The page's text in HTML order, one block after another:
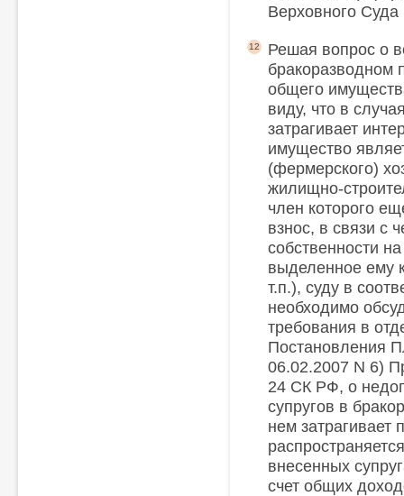
Верховного
Решая вопрос о
бракоразводном
общего
виду, что в
затрагивает
имущество
(фермерского)
жилищно-
член которого
взнос, в связи с
собственности
выделенное ему
т.п.), суду в
необходимо
требования в
Постановления
06.02.2007 N 6)
24 СК РФ, о
супругов в
нем затрагивает
внесенных
счет общих
12